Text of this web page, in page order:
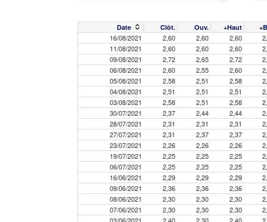
Date Clôt. Ouv. +Haut
16/08/2021 2,60 2,60 2,60
11/08/2021
2,60 2,60 2,60
09/08/2021
2,72 2,65 2,72
06/08/2021
2,60 2,55 2,60
05/08/2021
2,58 2,51 2,58
04/08/2021
2,51 2,51 2,51
03/08/2021
2,58 2,51 2,58
30/07/2021
2,37 2,44 2,44
28/07/2021
2,31 2,31 2,31
27/07/2021
2,31 2,37 2,37
23/07/2021
2,26 2,26 2,26
19/07/2021
2,25 2,25 2,25
06/07/2021
2,25 2,25 2,25
16/06/2021
2,29 2,29 2,29
09/06/2021
2,36 2,36 2,36
08/06/2021
2,30 2,30 2,30
07/06/2021
2,30 2,30 2,30